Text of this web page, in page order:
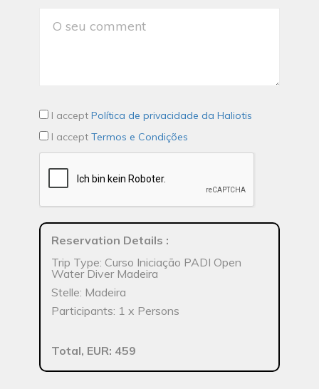
I accept Política de privacidade da Haliotis
I accept Termos e Condições
Reservation Details :
Trip Type: Curso Iniciação PADI Open
Water Diver Madeira
Stelle: Madeira
Participants: 1 x Persons
Total, EUR: 459